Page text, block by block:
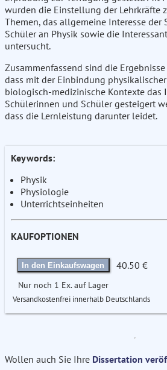
wurden die Einstellung der Lehrkräfte
Themen, das allgemeine Interesse der
Schüler an Physik sowie die
untersucht.
Zusammenfassend sind die
dass mit der Einbindung
biologisch-medizinische Kontexte das
Schülerinnen und Schüler gesteigert
dass die Lernleistung darunter leidet.
Keywords:
Physik
Physiologie
Unterrichtseinheiten
KAUFOPTIONEN
In den Einkaufswagen 40.50 €
Nur noch 1 Ex. auf Lager
Versandkostenfrei innerhalb Deutschlands
Wollen auch Sie Ihre Dissertation